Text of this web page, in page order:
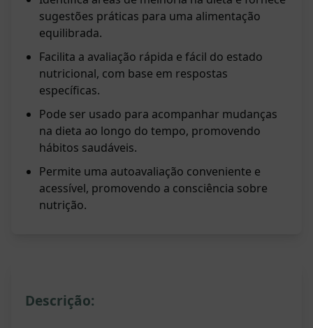
sugestões práticas para uma alimentação
equilibrada.
Facilita a avaliação rápida e fácil do estado
nutricional, com base em respostas
específicas.
Pode ser usado para acompanhar mudanças
na dieta ao longo do tempo, promovendo
hábitos saudáveis.
Permite uma autoavaliação conveniente e
acessível, promovendo a consciência sobre
nutrição.
Descrição: